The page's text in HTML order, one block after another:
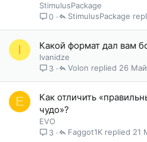
StimulusPackage
0
StimulusPackage
I Какой формат дал вам
Ivanidze
3
26
Volon
E
Как отличить
чудо»?
EVO
3
21
Faggot1K